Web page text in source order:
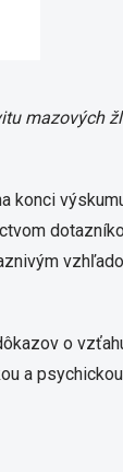
mazových
konci
o
a